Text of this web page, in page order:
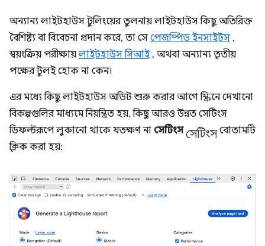
অন্যান্য লাইটহাউস টুলিংয়ের তুলনায় লাইটহাউস কিছু অতিরিক্ত
বৈশিষ্ট্য বা বিবেচনা প্রদান করে, তা সে পেজস্পিড ইনসাইটস ,
স্বয়ংক্রিয় পরীক্ষায়লাইটহাউস সিআই, অথবা অন্যান্য তৃতীয়
পক্ষের টুলই হোক না কেন।
এর মধ্যে কিছু লাইটহাউস অডিট শুরু করার আগে স্ক্রিনে দেখানো
বিকল্পগুলির মাধ্যমে নিয়ন্ত্রিত হয়, কিছু আরও উন্নত সেটিংস
ডিফল্টরূপে লুকানো থাকে যতক্ষণ না সেটিংস সেটিংসবোতামটি
ক্লিক করা হয়: